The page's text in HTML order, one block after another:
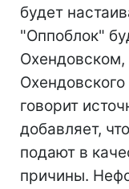
будет
"Оппоблок"
Охендовском,
говорит
добавляет,
подают в
причины.